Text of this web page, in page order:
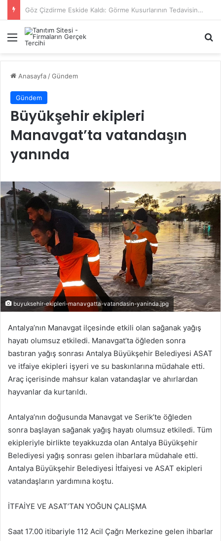
Başiskele Acil Çilingir Hizmeti İçin Doğru Adres Neresi?
Menü
Anasayfa /Gündem
Gündem
Büyükşehir ekipleri
Manavgat’ta vatandaşın
yanında
buyuksehir-ekipleri-manavgatta-vatandasin-yaninda.jpg
Antalya’nın Manavgat ilçesinde etkili olan sağanak yağış
hayatı olumsuz etkiledi. Manavgat’ta öğleden sonra
bastıran yağış sonrası Antalya Büyükşehir Belediyesi ASAT
ve itfaiye ekipleri işyeri ve su baskınlarına müdahale etti.
Araç içerisinde mahsur kalan vatandaşlar ve ahırlardan
hayvanlar da kurtarıldı.
Antalya’nın doğusunda Manavgat ve Serik’te öğleden
sonra başlayan sağanak yağış hayatı olumsuz etkiledi. Tüm
ekipleriyle birlikte teyakkuzda olan Antalya Büyükşehir
Belediyesi yağış sonrası gelen ihbarlara müdahale etti.
Antalya Büyükşehir Belediyesi İtfaiyesi ve ASAT ekipleri
vatandaşların yardımına koştu.
İTFAİYE VE ASAT’TAN YOĞUN ÇALIŞMA
Saat 17.00 itibariyle 112 Acil Çağrı Merkezine gelen ihbarlar